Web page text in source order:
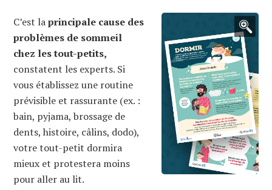
C’est laprincipale cause des
problèmes de sommeil
chez les tout-petits,
constatent les experts. Si
vous établissez une routine
prévisible et rassurante (ex. :
bain, pyjama, brossage de
dents, histoire, câlins, dodo),
votre tout-petit dormira
mieux et protestera moins
pour aller au lit.